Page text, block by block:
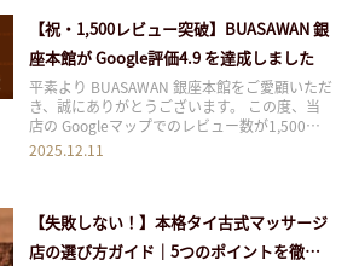
【祝・1,500レビュー突破】BUASAWAN 銀
座本館が Google評価4.9 を達成しました
平素より BUASAWAN 銀座本館をご愛顧いただ
き、誠にありがとうございます。 この度、当
店の Googleマップでのレビュー数が1,500件
を突破 し、さらに 平均評価 4.9 / 5 という大変
2025.12.11
【失敗しない！】本格タイ古式マッサージ
店の選び方ガイド｜5つのポイントを徹底